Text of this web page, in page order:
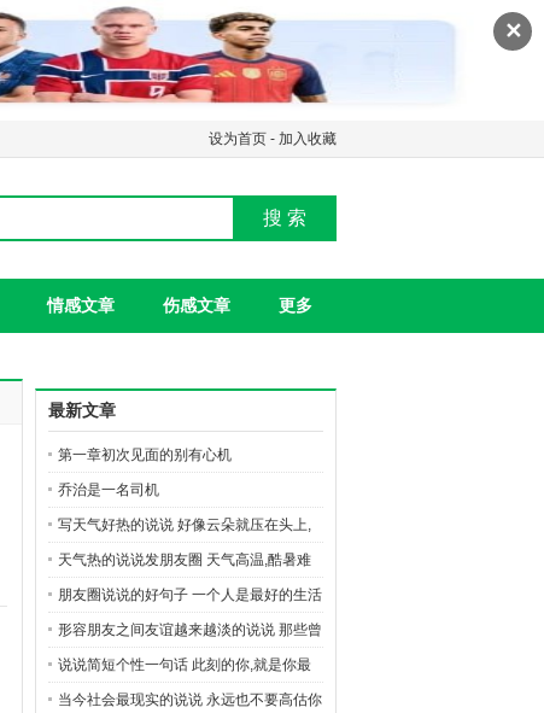
✕
设为首页 - 加入收藏
搜 索
情感文章 伤感文章 更多
最新文章
第一章初次见面的别有心机
乔治是一名司机
写天气好热的说说 好像云朵就压在头上,
天气真的好热好热
天气热的说说发朋友圈 天气高温,酷暑难
耐,注意防暑
朋友圈说说的好句子 一个人是最好的生活
状态
形容朋友之间友谊越来越淡的说说 那些曾
经要好的朋友
说说简短个性一句话 此刻的你,就是你最
年轻的样子
当今社会最现实的说说 永远也不要高估你